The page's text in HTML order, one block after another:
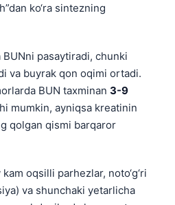
ko‘ra sintezning
BUNni pasaytiradi, chunki
va buyrak qon oqimi ortadi.
BUN taxminan 3-9
mumkin, ayniqsa kreatinin
qolgan qismi barqaror
oqsilli parhezlar, noto‘g‘ri
va shunchaki yetarlicha